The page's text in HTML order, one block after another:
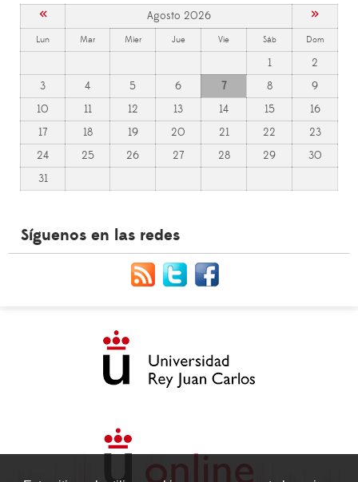
« Agosto 2026 »
Lun Mar Mier Jue Vie Sáb Dom
1
2
3
4 5 6 7 8
9
10
11 12 13 14 15
16
17
18 19 20 21 22
23
24
25 26 27 28 29
30
31
Síguenos en las redes